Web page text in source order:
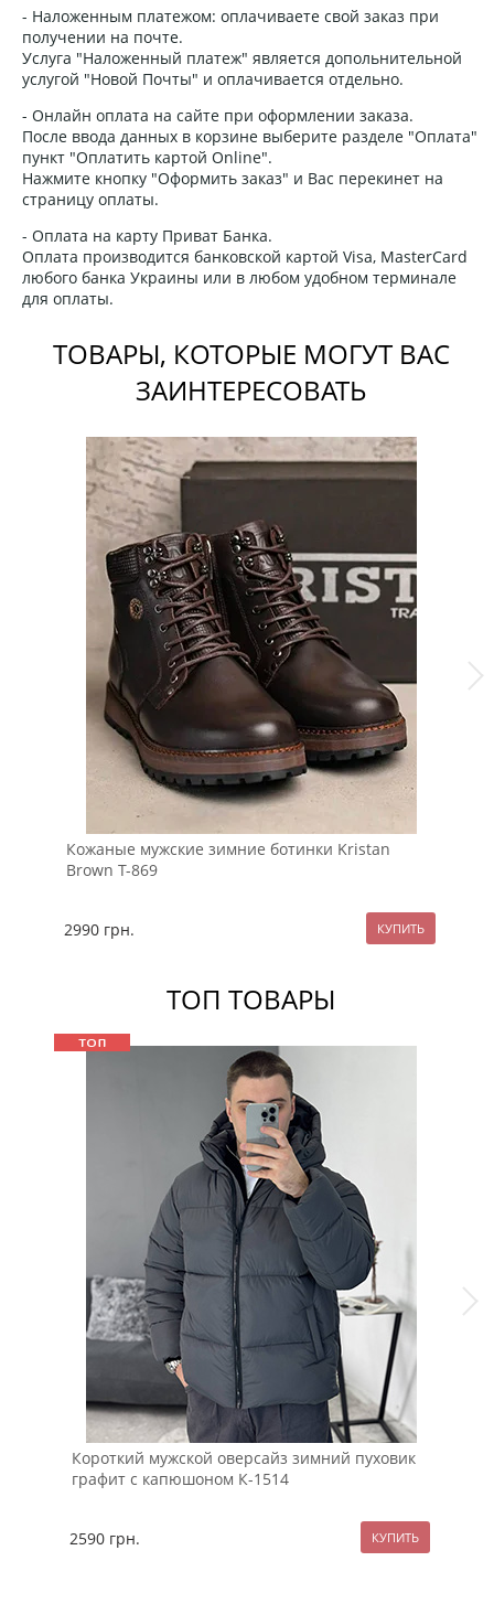
- Наложенным платежом: оплачиваете свой заказ при
получении на почте.
Услуга "Наложенный платеж" является допольнительной
услугой "Новой Почты" и оплачивается отдельно.
- Онлайн оплата на сайте при оформлении заказа.
После ввода данных в корзине выберите разделе "Оплата"
пункт "Оплатить картой Online".
Нажмите кнопку "Оформить заказ" и Вас перекинет на
страницу оплаты.
- Оплата на карту Приват Банка.
Оплата производится банковской картой Visa, MasterCard
любого банка Украины или в любом удобном терминале
для оплаты.
ТОВАРЫ, КОТОРЫЕ МОГУТ ВАС
ЗАИНТЕРЕСОВАТЬ
Кожаные мужские зимние ботинки Kristan
Brown Т-869
2990 грн.
ТОП ТОВАРЫ
Короткий мужской оверсайз зимний пуховик
графит с капюшоном К-1514
2590 грн.